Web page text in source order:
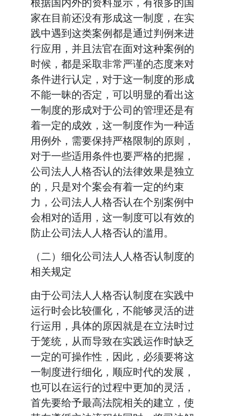
家在目前还没有形成这一制度，在实
践中遇到这类案例都是通过判例来进
行应用，并且法官在面对这种案例的
时候，都是采取非常严谨的态度来对
条件进行认定，对于这一制度的形成
不能一昧的否定，可以明显的看出这
一制度的形成对于公司的管理还是有
着一定的成效，这一制度作为一种适
用例外，需要保持严格限制的原则，
对于一些适用条件也要严格的把握，
公司法人人格否认的法律效果是独立
的，只是对个案会有着一定的约束
力，公司法人人格否认在个别案例中
会相对的适用，这一制度可以有效的
防止公司法人人格否认的滥用。
（二）细化公司法人人格否认制度的
相关规定
由于公司法人人格否认制度在实践中
运行时会比较僵化，不能够灵活的进
行运用，具体的原因就是在立法时过
于笼统，从而导致在实践运作时缺乏
一定的可操作性，因此，必须要将这
一制度进行细化，顺应时代的发展，
也可以在运行的过程中更加的灵活，
首先要给予最高法院相关的建立，使